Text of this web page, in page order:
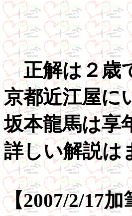
正解は２歳
京都近江屋に
坂本龍馬は享
詳しい解説は
【2007/2/17加